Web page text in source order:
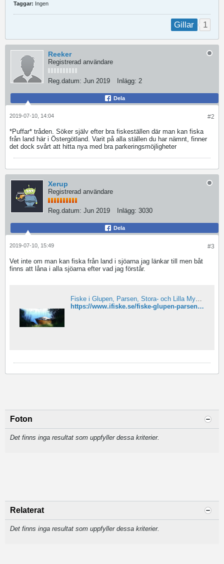
Taggar: Ingen
Gillar 1
Reeker
Registrerad användare
Reg.datum: Jun 2019 Inlägg: 2
Dela
#2
2019-07-10, 14:04
*Puffar* tråden. Söker själv efter bra fiskeställen där man kan fiska
från land här i Östergötland. Varit på alla ställen du har nämnt, finner
det dock svårt att hitta nya med bra parkeringsmöjligheter
Xerup
Registrerad användare
Reg.datum: Jun 2019 Inlägg: 3030
Dela
#3
2019-07-10, 15:49
Vet inte om man kan fiska från land i sjöarna jag länkar till men båt
finns att låna i alla sjöarna efter vad jag förstår.
Fiske i Glupen, Parsen, Stora- och Lilla Mysingen mfl
https://www.ifiske.se/fiske-glupen-parsen-stora-och-lilla-mysingen-mfl.htm
Foton
Det finns inga resultat som uppfyller dessa kriterier.
Relaterat
Det finns inga resultat som uppfyller dessa kriterier.